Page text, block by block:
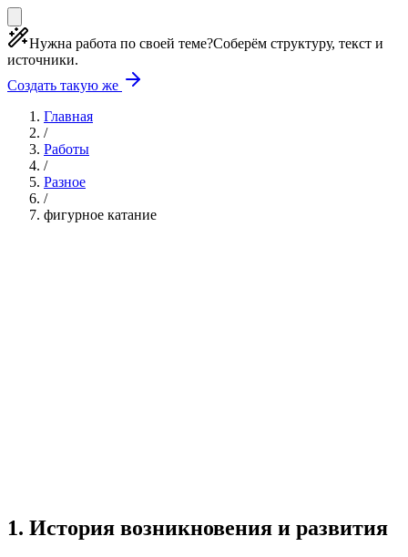
Нужна работа по своей теме?Соберём структуру, текст и
источники.
Создать такую же
Главная
/
Работы
/
Разное
/
фигурное катание
1. История возникновения и развития